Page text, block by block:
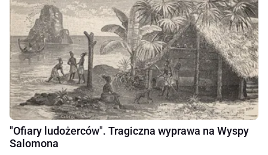
"Ofiary ludożerców". Tragiczna wyprawa na Wyspy
Salomona